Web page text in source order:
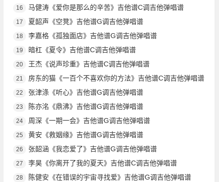
16 马健涛《爱你是那么的辛苦》吉他谱C调吉他弹唱谱
17 夏韶声《空凳》吉他谱G调吉他弹唱谱
18 李嘉格《孤独面店》吉他谱G调吉他弹唱谱
19 暗杠《夏令》吉他谱C调吉他弹唱谱
20 王杰《说声珍重》吉他谱C调吉他弹唱谱
21 房东的猫《一百个不喜欢你的方法》吉他谱C调吉他弹唱谱
22 张津涤《听心》吉他谱G调吉他弹唱谱
23 陈亦洺《鼎沸》吉他谱G调吉他弹唱谱
24 周深《一期一会》吉他谱G调吉他弹唱谱
25 黄安《救姻缘》吉他谱G调吉他弹唱谱
26 张韶涵《我恋爱了》吉他谱G调吉他弹唱谱
27 李昊《你离开了我的夏天》吉他谱C调吉他弹唱谱
28 陈健安《在错误的宇宙寻找爱》吉他谱G调吉他弹唱谱